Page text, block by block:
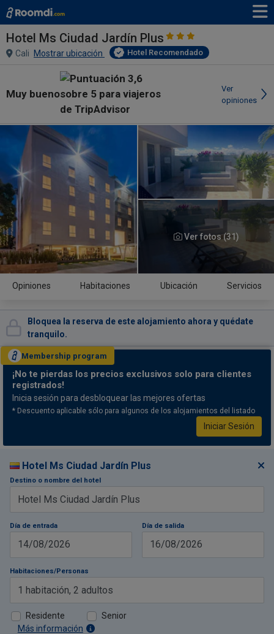
Hotel Ms Ciudad Jardín Plus
Cali Mostrar ubicación Hotel Recomendado
Muy bueno
Ver
opiniones
Ver fotos (31)
Opiniones Habitaciones Ubicación Servicios
Bloquea la reserva de este alojamiento ahora y quédate
tranquilo.
Membership program
¡No te pierdas los precios exclusivos solo para clientes
registrados!
Inicia sesión para desbloquear las mejores ofertas
* Descuento aplicable sólo para algunos de los alojamientos del listado
Iniciar Sesión
Hotel Ms Ciudad Jardín Plus
Destino o nombre del hotel
Día de entrada
14/08/2026
Día de salida
16/08/2026
Habitaciones/Personas
1 habitación, 2 adultos
Residente
Senior
Más información